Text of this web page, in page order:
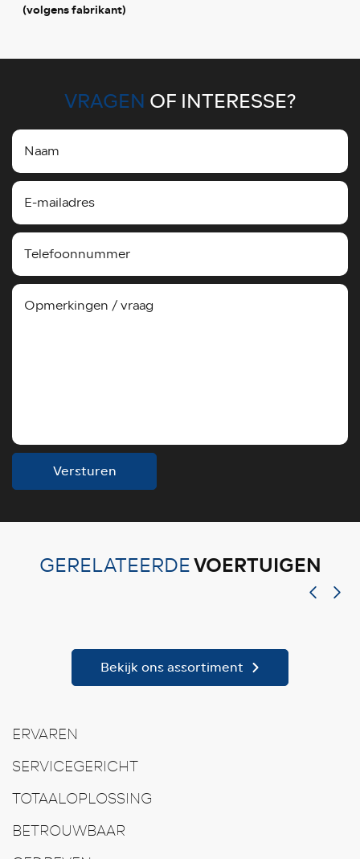
(volgens fabrikant)
VRAGEN OF INTERESSE?
Versturen
GERELATEERDEVOERTUIGEN
Bekijk ons assortiment
ERVAREN
SERVICEGERICHT
TOTAALOPLOSSING
BETROUWBAAR